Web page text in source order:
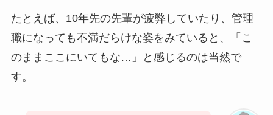
たとえば、10年先の先輩が疲弊していたり、管理
職になっても不満だらけな姿をみていると、「こ
のままここにいてもな…」と感じるのは当然で
す。